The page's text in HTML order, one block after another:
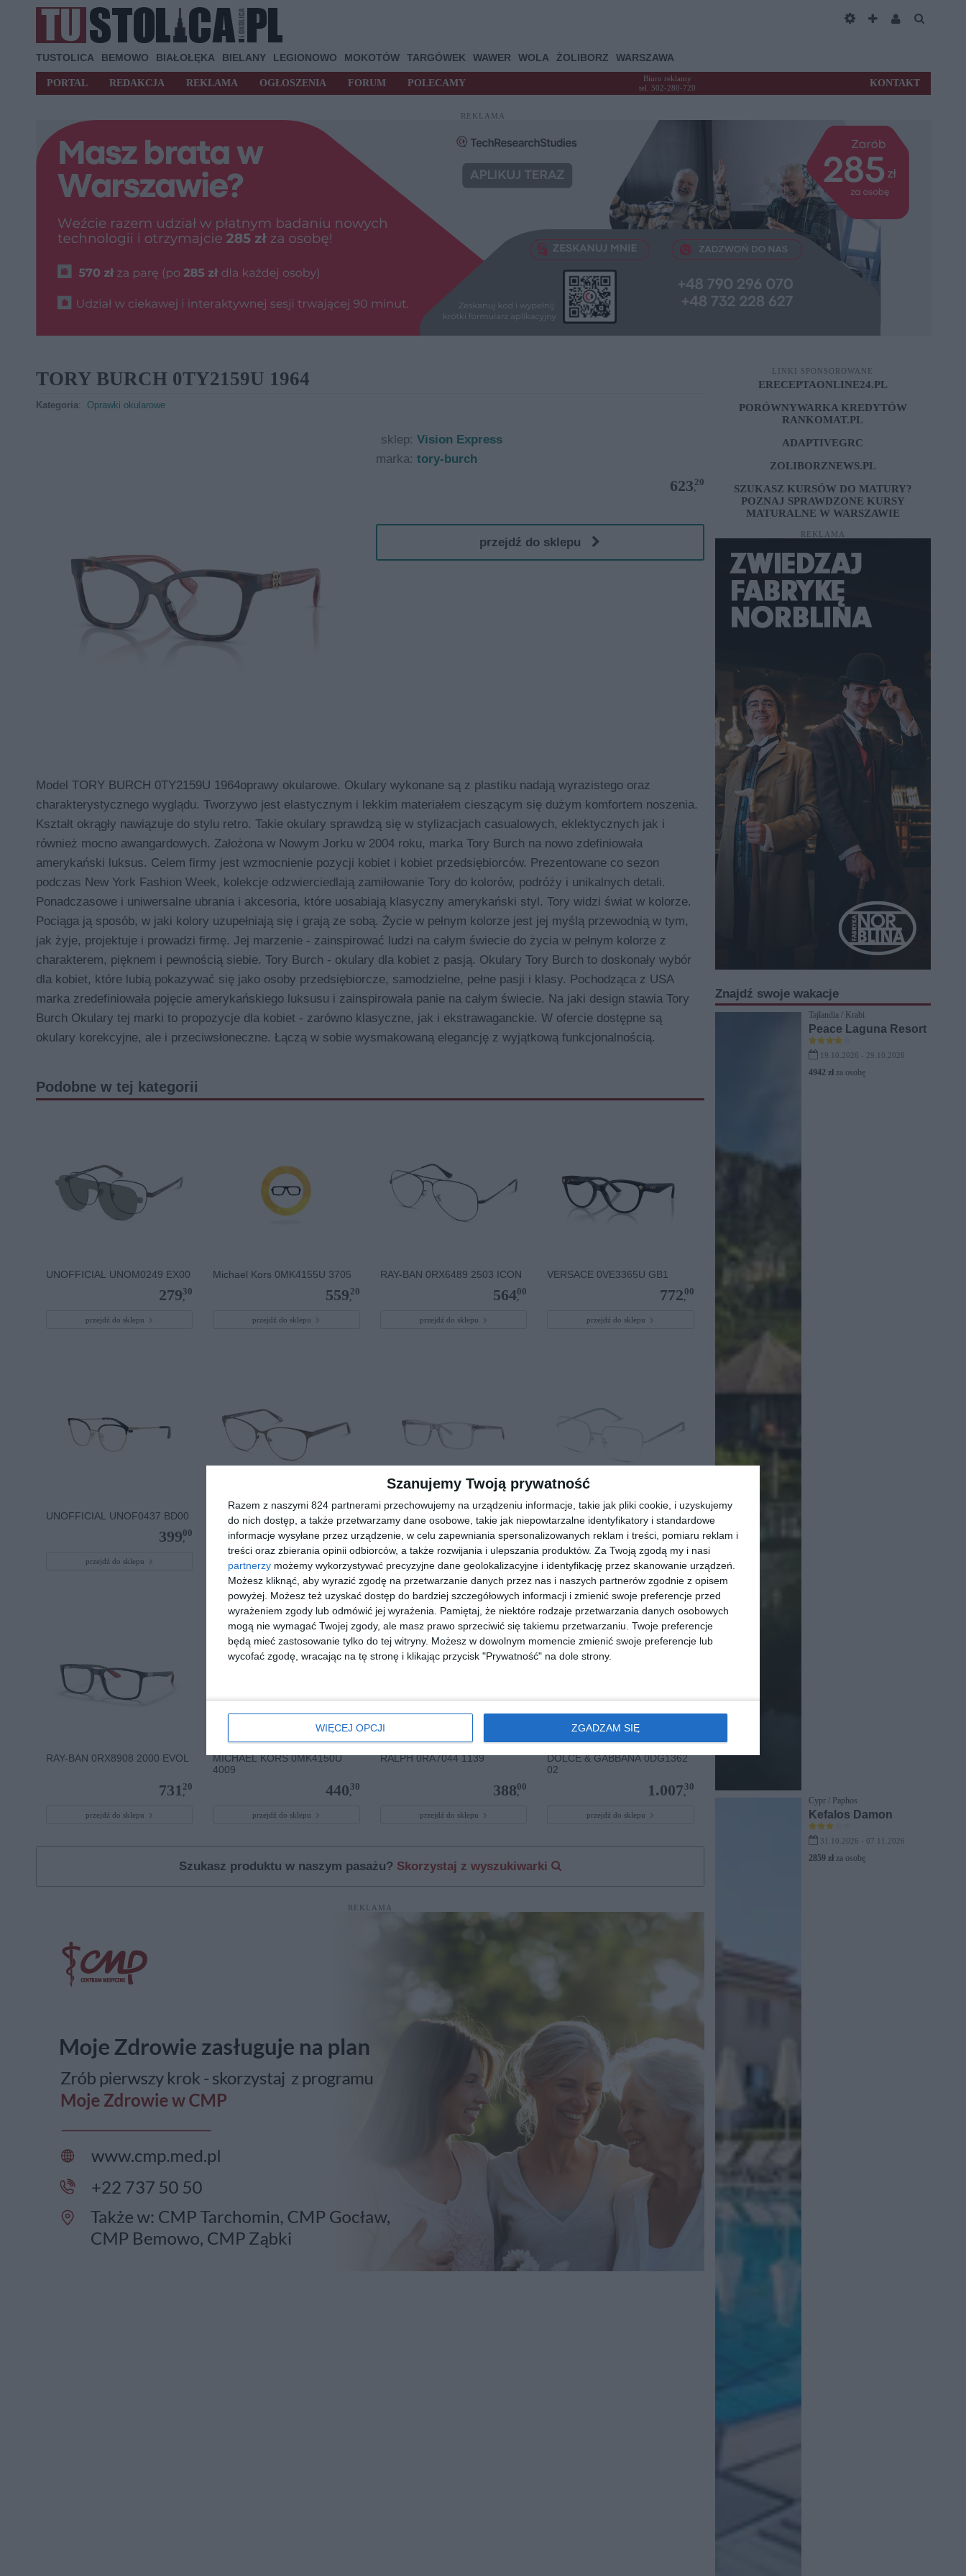
Szanujemy Twoją prywatność
Razem z naszymi 824 partnerami przechowujemy na urządzeniu informacje, takie jak pliki cookie, i uzyskujemy
do nich dostęp, a także przetwarzamy dane osobowe, takie jak niepowtarzalne identyfikatory i standardowe
informacje wysyłane przez urządzenie, w celu zapewniania spersonalizowanych reklam i treści, pomiaru reklam i
treści oraz zbierania opinii odbiorców, a także rozwijania i ulepszania produktów. Za Twoją zgodą my i nasi
partnerzy możemy wykorzystywać precyzyjne dane geolokalizacyjne i identyfikację przez skanowanie urządzeń.
Możesz kliknąć, aby wyrazić zgodę na przetwarzanie danych przez nas i naszych partnerów zgodnie z opisem
powyżej. Możesz też uzyskać dostęp do bardziej szczegółowych informacji i zmienić swoje preferencje przed
wyrażeniem zgody lub odmówić jej wyrażenia.
Pamiętaj, że niektóre rodzaje przetwarzania danych osobowych
mogą nie wymagać Twojej zgody, ale masz prawo sprzeciwić się takiemu przetwarzaniu. Twoje preferencje
będą mieć zastosowanie tylko do tej witryny. Możesz w dowolnym momencie zmienić swoje preferencje lub
wycofać zgodę, wracając na tę stronę i klikając przycisk "Prywatność" na dole strony.
WIĘCEJ OPCJI ZGADZAM SIĘ
TUSTOLICA BEMOWO BIAŁOŁĘKA BIELANY LEGIONOWO MOKOTÓW TARGÓWEK WAWER WOLA ŻOLIBORZ WARSZAWA
PORTAL REDAKCJA REKLAMA OGŁOSZENIA FORUM POLECAMY
Biuro reklamy
tel. 502-280-720
KONTAKT
REKLAMA
TORY BURCH 0TY2159U 1964
Kategoria: Oprawki okularowe
sklep: Vision Express
marka: tory-burch
623,
20
przejdź do sklepu
Model TORY BURCH 0TY2159U 1964oprawy okularowe. Okulary wykonane są z plastiku nadają wyrazistego oraz
charakterystycznego wyglądu. Tworzywo jest elastycznym i lekkim materiałem cieszącym się dużym komfortem noszenia.
Kształt okrągły nawiązuje do stylu retro. Takie okulary sprawdzą się w stylizacjach casualowych, eklektycznych jak i
również mocno awangardowych. Założona w Nowym Jorku w 2004 roku, marka Tory Burch na nowo zdefiniowała
amerykański luksus. Celem firmy jest wzmocnienie pozycji kobiet i kobiet przedsiębiorców. Prezentowane co sezon
podczas New York Fashion Week, kolekcje odzwierciedlają zamiłowanie Tory do kolorów, podróży i unikalnych detali.
Ponadczasowe i uniwersalne ubrania i akcesoria, które uosabiają klasyczny amerykański styl. Tory widzi świat w kolorze.
Pociąga ją sposób, w jaki kolory uzupełniają się i grają ze sobą. Życie w pełnym kolorze jest jej myślą przewodnią w tym,
jak żyje, projektuje i prowadzi firmę. Jej marzenie - zainspirować ludzi na całym świecie do życia w pełnym kolorze z
charakterem, pięknem i pewnością siebie. Tory Burch - okulary dla kobiet z pasją. Okulary Tory Burch to doskonały wybór
dla kobiet, które lubią pokazywać się jako osoby przedsiębiorcze, samodzielne, pełne pasji i klasy. Pochodząca z USA
marka zredefiniowała pojęcie amerykańskiego luksusu i zainspirowała panie na całym świecie. Na jaki design stawia Tory
Burch Okulary tej marki to propozycje dla kobiet - zarówno klasyczne, jak i ekstrawaganckie. W ofercie dostępne są
okulary korekcyjne, ale i przeciwsłoneczne. Łączą w sobie wysmakowaną elegancję z wyjątkową funkcjonalnością.
Podobne w tej kategorii
UNOFFICIAL UNOM0249 EX00
279,
30
przejdź do sklepu
Michael Kors 0MK4155U 3705
559,
20
przejdź do sklepu
RAY-BAN 0RX6489 2503 ICON
564,
00
przejdź do sklepu
VERSACE 0VE3365U GB1
772,
00
przejdź do sklepu
UNOFFICIAL UNOF0437 BD00
399,
00
przejdź do sklepu
D BY D DBOF0037 GG00
179 ,
40
przejdź do sklepu
SEEN SNOM0008 GG00
79,
20
przejdź do sklepu
DBYD DBOF5055 GL00
59,
40
przejdź do sklepu
RAY-BAN 0RX8908 2000 EVOL
731,
20
przejdź do sklepu
MICHAEL KORS 0MK4150U
4009
440,
30
przejdź do sklepu
RALPH 0RA7044 1139
388,
00
przejdź do sklepu
DOLCE & GABBANA 0DG1362
02
1.007,
30
przejdź do sklepu
Szukasz produktu w naszym pasażu? Skorzystaj z wyszukiwarki
REKLAMA
LINKI SPONSOROWANE
ERECEPTAONLINE24.PL
PORÓWNYWARKA KREDYTÓW
RANKOMAT.PL
ADAPTIVEGRC
ZOLIBORZNEWS.PL
SZUKASZ KURSÓW DO MATURY?
POZNAJ SPRAWDZONE KURSY
MATURALNE W WARSZAWIE
REKLAMA
Znajdź swoje wakacje
Tajlandia / Krabi
Peace Laguna Resort
19.10.2026 - 29.10.2026
4942 zł za osobę
Cypr / Paphos
Kefalos Damon
31.10.2026 - 07.11.2026
2859 zł za osobę